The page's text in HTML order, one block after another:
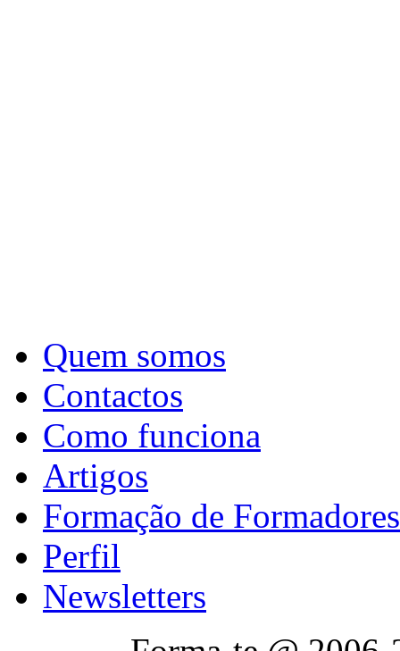
Quem somos
Contactos
Como funciona
Artigos
Formação de Formadores
Perfil
Newsletters